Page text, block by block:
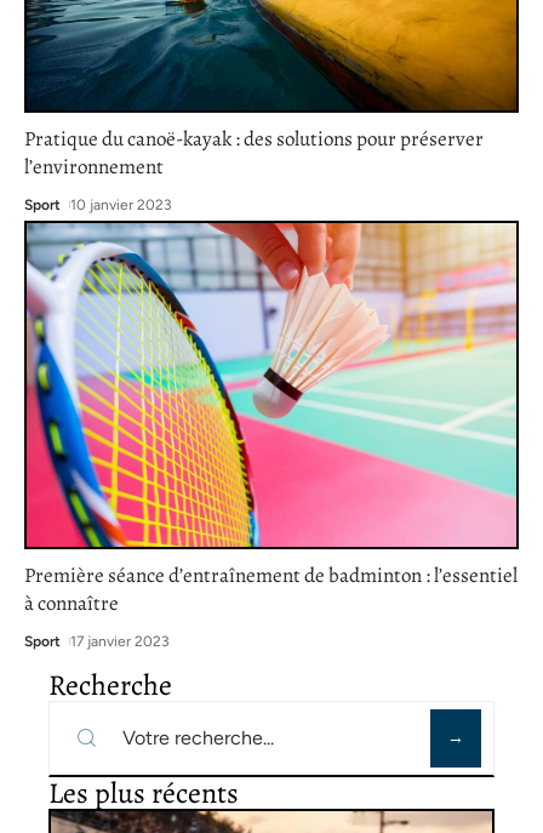
Pratique du canoë-kayak : des solutions pour préserver
l’environnement
Sport 10 janvier 2023
Première séance d’entraînement de badminton : l’essentiel
à connaître
Sport 17 janvier 2023
Recherche
Les plus récents